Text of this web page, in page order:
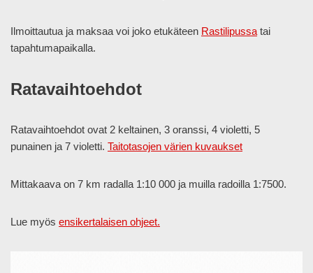
Ilmoittautua ja maksaa voi joko etukäteen Rastilipussa tai
tapahtumapaikalla.
Ratavaihtoehdot
Ratavaihtoehdot ovat 2 keltainen, 3 oranssi, 4 violetti, 5
punainen ja 7 violetti. Taitotasojen värien kuvaukset
Mittakaava on 7 km radalla 1:10 000 ja muilla radoilla 1:7500.
Lue myös ensikertalaisen ohjeet.